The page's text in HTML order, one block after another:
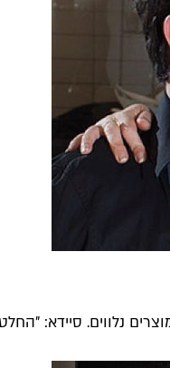
נלווים. סיידא: